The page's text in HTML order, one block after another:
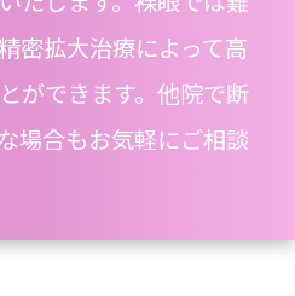
密拡大治療によって高
ができます。他院で断
場合もお気軽にご相談